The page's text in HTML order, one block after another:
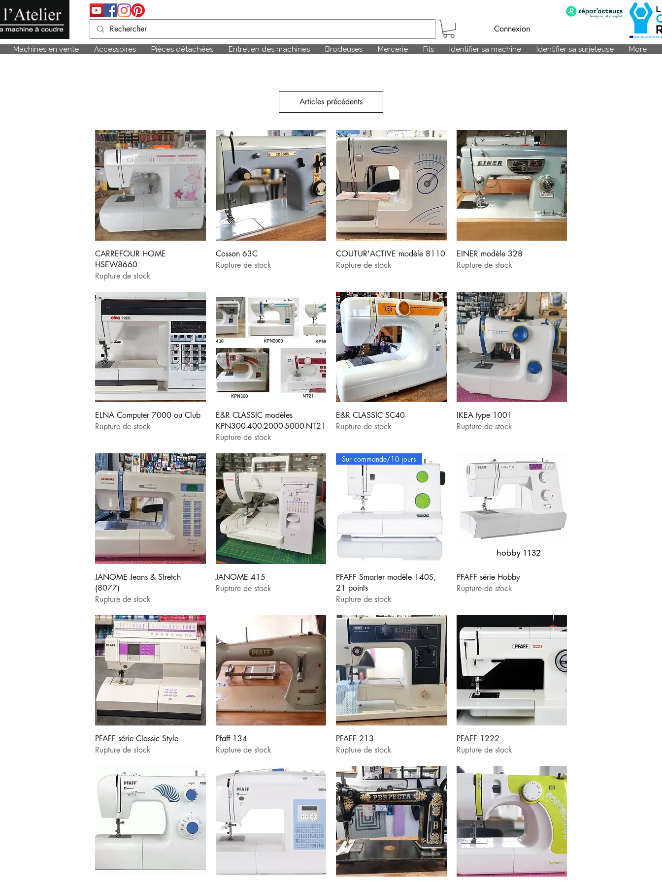
Machines en vente Accessoires Pièces détachées Entretien des machines Brodeuses Mercerie Fils Identifier sa machine Identifier sa surjeteuse More
Connexion
Articles précédents
Aperçu rapide
CARREFOUR HOME
HSEW8660
Rupture de stock
Aperçu rapide
Cosson 63C
Rupture de stock
Aperçu rapide
COUTUR'ACTIVE modèle 8110
Rupture de stock
Aperçu rapide
EINER modèle 328
Rupture de stock
Aperçu rapide
ELNA Computer 7000 ou Club
Rupture de stock
Aperçu rapide
E&R CLASSIC modèles
KPN300-400-2000-5000-NT21
Rupture de stock
Aperçu rapide
E&R CLASSIC SC40
Rupture de stock
Aperçu rapide
IKEA type 1001
Rupture de stock
Aperçu rapide
JANOME Jeans & Stretch
(8077)
Rupture de stock
Aperçu rapide
JANOME 415
Rupture de stock
Aperçu rapide
Sur commande/10 jours
PFAFF Smarter modèle 140S,
21 points
Rupture de stock
Aperçu rapide
PFAFF série Hobby
Rupture de stock
Aperçu rapide
PFAFF série Classic Style
Rupture de stock
Pfaff 134
Rupture de stock
Aperçu rapide
PFAFF 213
Rupture de stock
Aperçu rapide
PFAFF 1222
Rupture de stock